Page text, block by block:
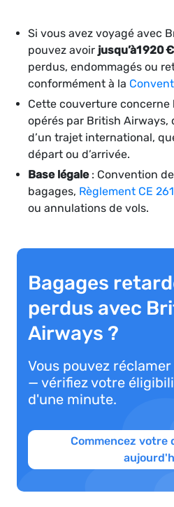
Si vous avez voyagé avec
pouvez avoir jusqu’à1 920 €
perdus, endommagés ou
conformément à la
Cette couverture concerne
opérés par British Airways,
d’un trajet international,
départ ou d’arrivée.
Base légale: Convention
bagages, Règlement CE
ou annulations de vols.
Bagages
perdus avec
Airways ?
Vous pouvez
— vérifiez votre
d'une minute.
Commencez votre